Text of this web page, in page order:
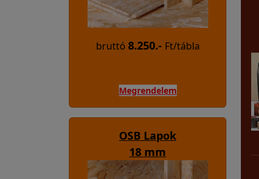
bruttó 8.250.- Ft/tábla
Megrendelem
OSB Lapok
18 mm